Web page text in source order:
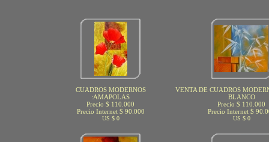
CUADROS MODERNOS
:AMAPOLAS
Precio $ 110.000
Precio Internet $ 90.000
US $ 0
VENTA DE CUADROS
BLANCO
Precio $ 110.000
Precio Internet $
US $ 0